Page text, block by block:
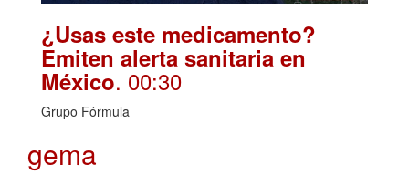
¿Usas este medicamento?
Emiten alerta sanitaria en
México. 00:30
Grupo Fórmula
gema